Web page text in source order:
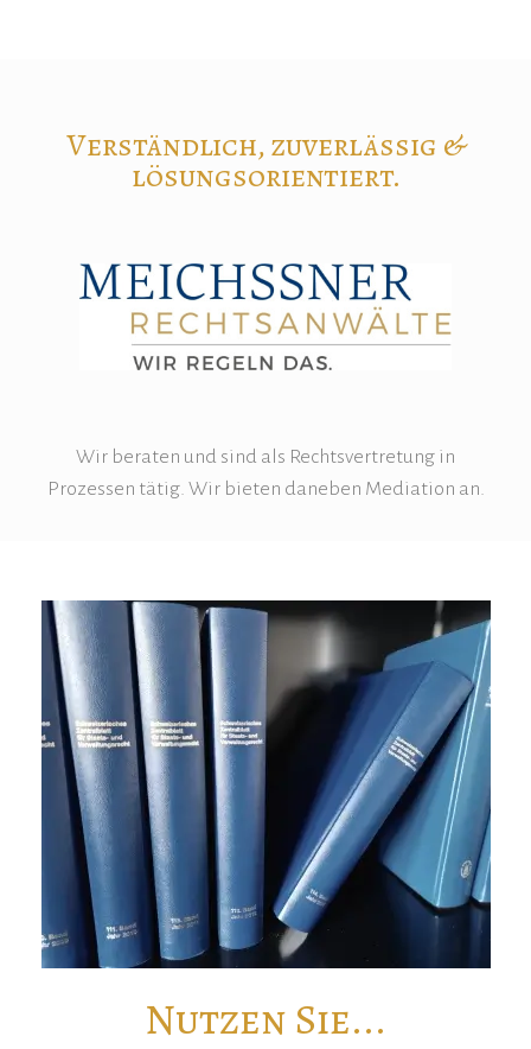
Verständlich, zuverlässig &
lösungsorientiert.
Wir beraten und sind als Rechtsvertretung in
Prozessen tätig. Wir bieten daneben Mediation an.
Nutzen Sie...